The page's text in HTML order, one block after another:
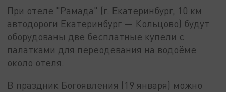
При отеле "Рамада" (г. Екатеринбург, 10 км
автодороги Екатеринбург — Кольцово) будут
оборудованы две бесплатные купели с
палатками для переодевания на водоёме
около отеля.
В праздник Богоявления (19 января) можно